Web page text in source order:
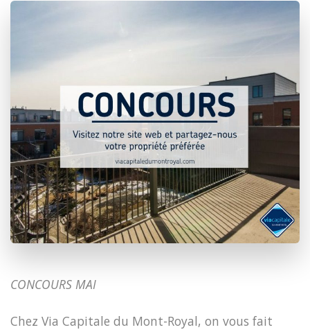
CONCOURS MAI
Chez Via Capitale du Mont-Royal, on vous fait